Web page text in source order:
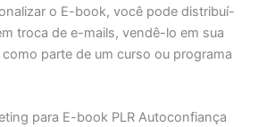
o E-book, você pode distribuí-
troca de e-mails, vendê-lo em sua
parte de um curso ou programa
para E-book PLR Autoconfiança